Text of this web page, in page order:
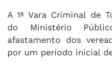
A 1ª Vara Criminal de
do Ministério
afastamento dos
por um período inicial